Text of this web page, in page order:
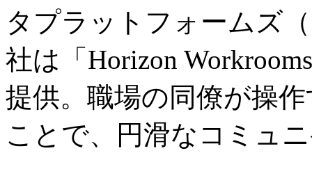
タプラットフォームズ
社は「Horizon
提供。職場の同僚が操
ことで、円滑なコミュ